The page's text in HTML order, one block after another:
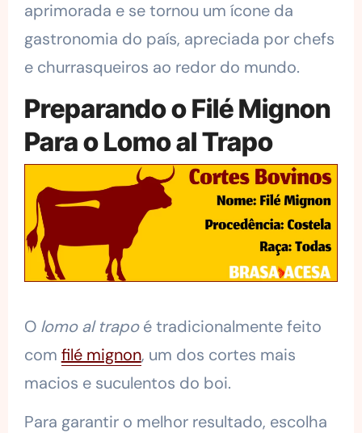
aprimorada e se tornou um ícone da
gastronomia do país, apreciada por chefs
e churrasqueiros ao redor do mundo.
Preparando o Filé Mignon
Para o Lomo al Trapo
O lomo al trapoé tradicionalmente feito
com filé mignon, um dos cortes mais
macios e suculentos do boi.
Para garantir o melhor resultado, escolha